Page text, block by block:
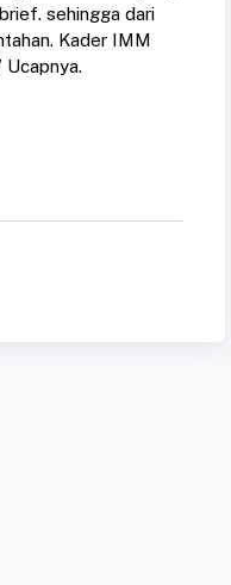
sehingga dari
Kader IMM